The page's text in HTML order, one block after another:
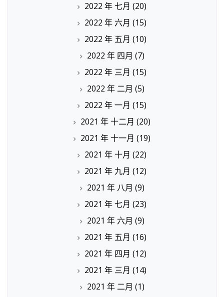
2022 年 七月 (20)
2022 年 六月 (15)
2022 年 五月 (10)
2022 年 四月 (7)
2022 年 三月 (15)
2022 年 二月 (5)
2022 年 一月 (15)
2021 年 十二月 (20)
2021 年 十一月 (19)
2021 年 十月 (22)
2021 年 九月 (12)
2021 年 八月 (9)
2021 年 七月 (23)
2021 年 六月 (9)
2021 年 五月 (16)
2021 年 四月 (12)
2021 年 三月 (14)
2021 年 二月 (1)